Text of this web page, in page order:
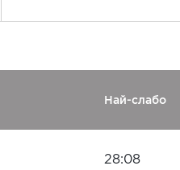
Най-слабо
28:08